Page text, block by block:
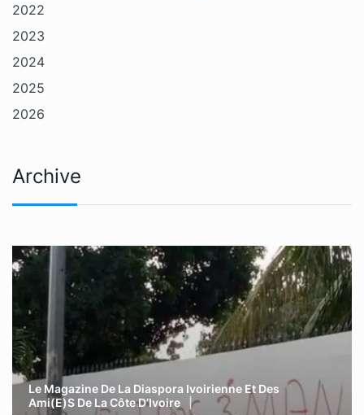
2022
2023
2024
2025
2026
Archive
Le Magazine De La Diaspora Ivoirienne Et Des
Ami(e)s De La Côte D’Ivoire